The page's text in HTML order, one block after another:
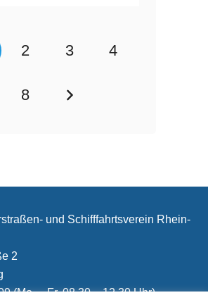
2 3 4
8
und Schifffahrtsverein Rhein-
2
(Mo. – Fr. 08.30 – 12.30 Uhr)